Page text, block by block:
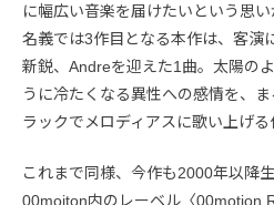
に幅広い音楽を届けたいという思
名義では3作目となる本作は、客演
新鋭、Andreを迎えた1曲。太陽の
うに冷たくなる異性への感情を、
ラックでメロディアスに歌い上げる
これまで同様、今作も2000年以降
00moiton内のレーベル〈00motion